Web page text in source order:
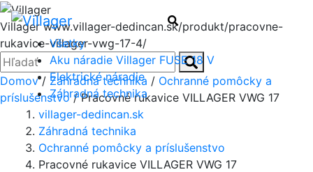
Villagerwww.villager-dedincan.sk/produkt/pracovne-
rukavice-villager-vwg-17-4/
Zatvoriť
Hľadať: Hľadať
Hľadať
Všetky
Aku náradie Villager FUSE 18 V
Elektrické náradie
Záhradná technika
Domov/ Záhradná technika / Ochranné pomôcky a
príslušenstvo/ Pracovné rukavice VILLAGER VWG 17
villager-dedincan.sk
Záhradná technika
Ochranné pomôcky a príslušenstvo
Pracovné rukavice VILLAGER VWG 17